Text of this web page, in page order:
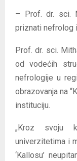
– Prof. dr. sci.
priznati nefrolog
Prof. dr. sci.
od vodećih
nefrologije u
obrazovanja na
instituciju.
„Kroz svoju
univerzitetima i
‘Kallosu’